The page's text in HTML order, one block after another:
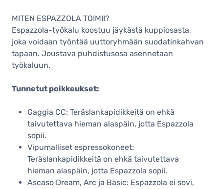
MITEN ESPAZZOLA TOIMII?
Espazzola-työkalu koostuu jäykästä kuppiosasta,
joka voidaan työntää uuttoryhmään suodatinkahvan
tapaan. Joustava puhdistusosa asennetaan
työkaluun.
Tunnetut poikkeukset:
Gaggia CC: Teräslankapidikkeitä on ehkä
taivutettava hieman alaspäin, jotta Espazzola
sopii.
Vipumalliset espressokoneet:
Teräslankapidikkeitä on ehkä taivutettava
hieman alaspäin, jotta Espazzola sopii.
Ascaso Dream, Arc ja Basic: Espazzola ei sovi,